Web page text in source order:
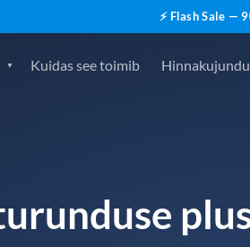
⚡ Flash Sale —
Kuidas see toimib